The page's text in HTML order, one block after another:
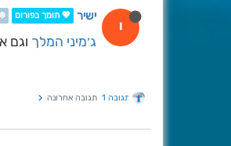
י ישיר 💖 תומך בפורום
ג׳מיני המלך וגם
תגובה 1 תגובה אחרונה